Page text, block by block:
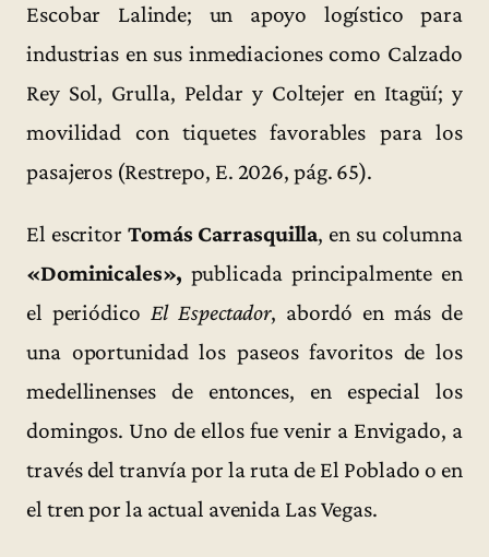
Escobar Lalinde; un apoyo logístico para
industrias en sus inmediaciones como Calzado
Rey Sol, Grulla, Peldar y Coltejer en Itagüí; y
movilidad con tiquetes favorables para los
pasajeros (Restrepo, E. 2026, pág. 65).
El escritor Tomás Carrasquilla, en su columna
«Dominicales», publicada principalmente en
el periódico El Espectador, abordó en más de
una oportunidad los paseos favoritos de los
medellinenses de entonces, en especial los
domingos. Uno de ellos fue venir a Envigado, a
través del tranvía por la ruta de El Poblado o en
el tren por la actual avenida Las Vegas.